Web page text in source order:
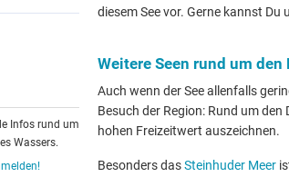
Infos rund um
Wassers.
diesem See vor. Gerne kannst
Weitere Seen rund um den
Auch wenn der See allenfalls
Besuch der Region: Rund um den
hohen Freizeitwert auszeichnen.
Besonders dasSteinhuder Meer